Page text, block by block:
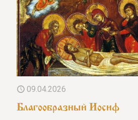
09.04.2026
Благообразный Иосиф